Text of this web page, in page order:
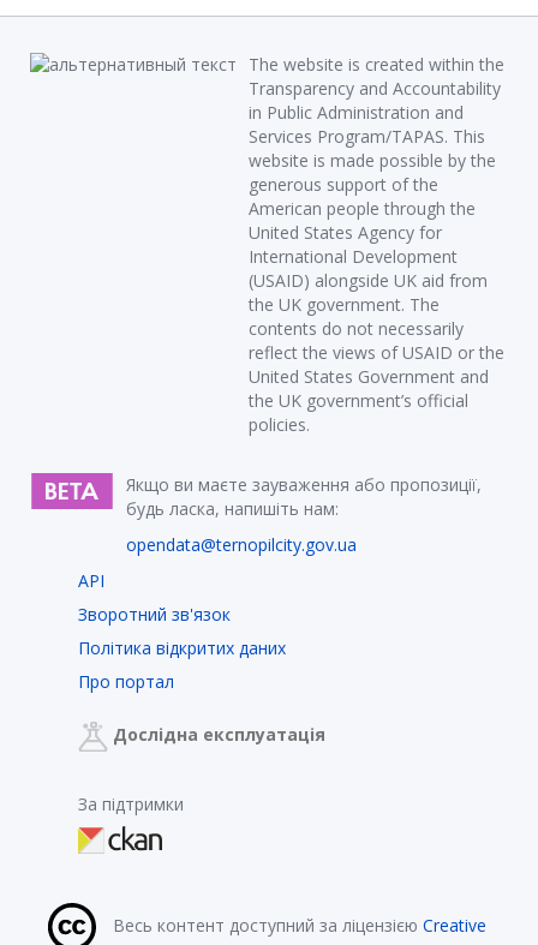
The website is created within the
Transparency and Accountability
in Public Administration and
Services Program/TAPAS. This
website is made possible by the
generous support of the
American people through the
United States Agency for
International Development
(USAID) alongside UK aid from
the UK government. The
contents do not necessarily
reflect the views of USAID or the
United States Government and
the UK government’s official
policies.
Якщо ви маєте зауваження або пропозиції,
будь ласка, напишіть нам:
opendata@ternopilcity.gov.ua
API
Зворотний зв'язок
Політика відкритих даних
Про портал
Дослідна експлуатація
За підтримки
Весь контент доступний за ліцензією Creative